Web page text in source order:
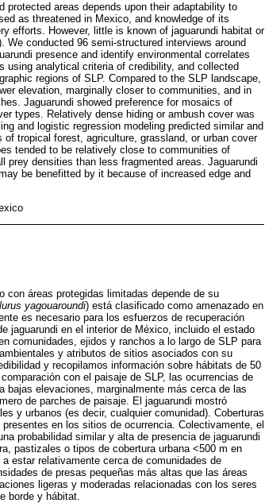
protected areas depends upon their adaptability to
as threatened in Mexico, and knowledge of its
efforts. However, little is known of jaguarundi habitat or
conducted 96 semi-structured interviews around
presence and identify environmental correlates
analytical criteria of credibility, and collected
regions of SLP. Compared to the SLP landscape,
elevation, marginally closer to communities, and in
Jaguarundi showed preference for mosaics of
types. Relatively dense hiding or ambush cover was
and logistic regression modeling predicted similar and
tropical forest, agriculture, grassland, or urban cover
tended to be relatively close to communities of
prey densities than less fragmented areas. Jaguarundi
be benefitted by it because of increased edge and
con áreas protegidas limitadas depende de su
yagouaroundi) está clasificado como amenazado en
es necesario para los esfuerzos de recuperación
jaguarundi en el interior de México, incluido el estado
comunidades, ejidos y ranchos a lo largo de SLP para
y atributos de sitios asociados con su
y recopilamos información sobre hábitats de 50
con el paisaje de SLP, las ocurrencias de
bajas elevaciones, marginalmente más cerca de las
de parches de paisaje. El jaguarundi mostró
y urbanos (es decir, cualquier comunidad). Coberturas
en los sitios de ocurrencia. Colectivamente, el
probabilidad similar y alta de presencia de jaguarundi
pastizales o tipos de cobertura urbana <500 m en
estar relativamente cerca de comunidades de
de presas pequeñas más altas que las áreas
ligeras y moderadas relacionadas con los seres
borde y hábitat.